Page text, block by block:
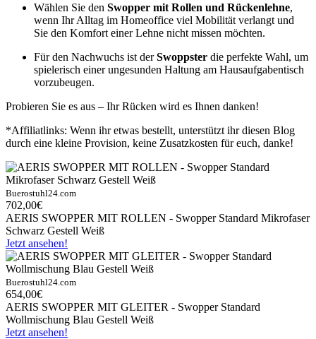
Wählen Sie den Swopper mit Rollen und Rückenlehne,
wenn Ihr Alltag im Homeoffice viel Mobilität verlangt und
Sie den Komfort einer Lehne nicht missen möchten.
Für den Nachwuchs ist derSwoppster die perfekte Wahl, um
spielerisch einer ungesunden Haltung am Hausaufgabentisch
vorzubeugen.
Probieren Sie es aus – Ihr Rücken wird es Ihnen danken!
*Affiliatlinks: Wenn ihr etwas bestellt, unterstützt ihr diesen Blog
durch eine kleine Provision, keine Zusatzkosten für euch, danke!
Buerostuhl24.com
702,00€
AERIS SWOPPER MIT ROLLEN - Swopper Standard Mikrofaser
Schwarz Gestell Weiß
Jetzt ansehen!
Buerostuhl24.com
654,00€
AERIS SWOPPER MIT GLEITER - Swopper Standard
Wollmischung Blau Gestell Weiß
Jetzt ansehen!